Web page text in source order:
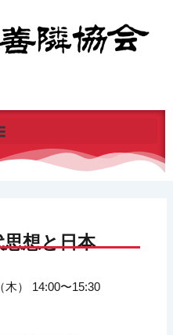
想と日本
木） 14:00〜15:30